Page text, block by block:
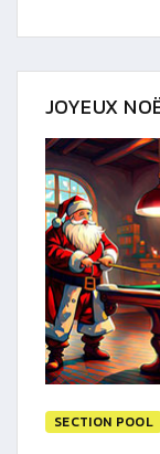
JOYEUX
SECTION POOL